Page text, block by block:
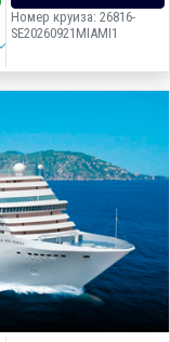
Номер круиза: 26816-
SE20260921MIAMI1